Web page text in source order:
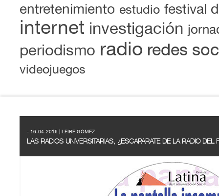
entretenimiento estudio festival
internet investigación
periodismo radio redes
videojuegos
- 16-04-2016 | LEIRE GÓMEZ
LAS RADIOS UNIVERSITARIAS, ¿ESCAPARATE DE LA RADIO DEL